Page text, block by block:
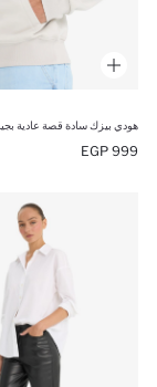
999 EGP